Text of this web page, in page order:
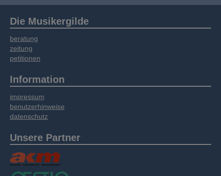
Daten zusammen, die Sie bereitgestellt haben
oder die sie im Rahmen Ihrer Nutzung der
Dienste gesammelt haben.
Die Musikergilde
beratung
zeitung
petitionen
Information
impressum
benutzerhinweise
datenschutz
Unsere Partner